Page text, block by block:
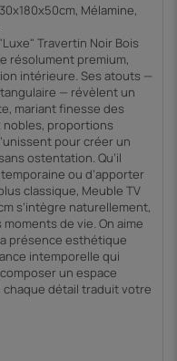
Mélamine,
Travertin Noir Bois
résolument premium,
intérieure. Ses atouts —
— révèlent un
mariant finesse des
nobles, proportions
pour créer un
ostentation. Qu’il
ou d’apporter
classique, Meuble TV
s’intègre naturellement,
de vie. On aime
présence esthétique
intemporelle qui
un espace
détail traduit votre